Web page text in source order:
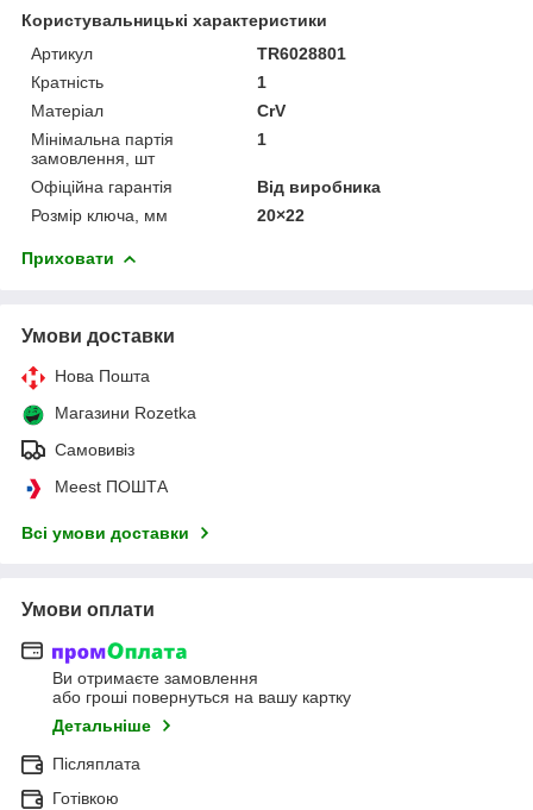
Користувальницькі характеристики
Артикул
TR6028801
Кратність
1
Матеріал
CrV
Мінімальна партія
замовлення, шт
1
Офіційна гарантія
Від виробника
Розмір ключа, мм
20×22
Приховати
Умови доставки
Нова Пошта
Магазини Rozetka
Самовивіз
Meest ПОШТА
Всі умови доставки
Умови оплати
Ви отримаєте замовлення
або гроші повернуться на вашу картку
Детальніше
Післяплата
Готівкою